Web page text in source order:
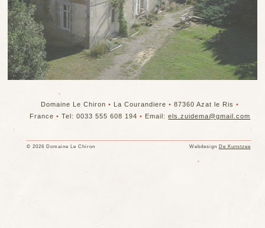
Domaine Le Chiron • La Courandiere • 87360 Azat le Ris •
France • Tel: 0033 555 608 194 • Email:els.zuidema@gmail.com
© 2026 Domaine Le Chiron Webdesign De Kunstzee